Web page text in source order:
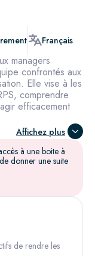
Français
managers
confrontés aux
Elle vise à les
comprendre
efficacement
Affichez plus
à une boite à
donner une suite
de rendre les